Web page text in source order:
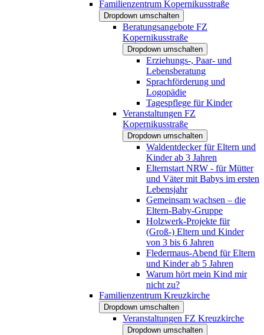
Familienzentrum Kopernikusstraße
Dropdown umschalten
Beratungsangebote FZ
Kopernikusstraße
Dropdown umschalten
Erziehungs-, Paar- und
Lebensberatung
Sprachförderung und
Logopädie
Tagespflege für Kinder
Veranstaltungen FZ
Kopernikusstraße
Dropdown umschalten
Waldentdecker für Eltern und
Kinder ab 3 Jahren
Elternstart NRW - für Mütter
und Väter mit Babys im ersten
Lebensjahr
Gemeinsam wachsen – die
Eltern-Baby-Gruppe
Holzwerk-Projekte für
(Groß-) Eltern und Kinder
von 3 bis 6 Jahren
Fledermaus-Abend für Eltern
und Kinder ab 5 Jahren
Warum hört mein Kind mir
nicht zu?
Familienzentrum Kreuzkirche
Dropdown umschalten
Veranstaltungen FZ Kreuzkirche
Dropdown umschalten